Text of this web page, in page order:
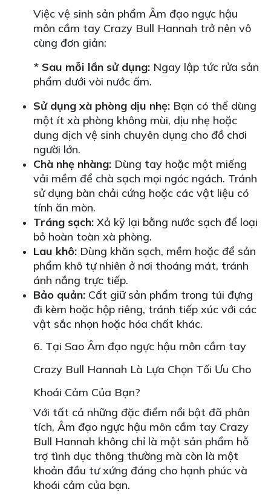
Việc vệ sinh sản phẩm Âm đạo ngực hậu
môn cầm tay Crazy Bull Hannah trở nên vô
cùng đơn giản:
* Sau mỗi lần sử dụng: Ngay lập tức rửa sản
phẩm dưới vòi nước ấm.
Sử dụng xà phòng dịu nhẹ: Bạn có thể dùng
một ít xà phòng không mùi, dịu nhẹ hoặc
dung dịch vệ sinh chuyên dụng cho đồ chơi
người lớn.
Chà nhẹ nhàng: Dùng tay hoặc một miếng
vải mềm để chà sạch mọi ngóc ngách. Tránh
sử dụng bàn chải cứng hoặc các vật liệu có
tính ăn mòn.
Tráng sạch: Xả kỹ lại bằng nước sạch để loại
bỏ hoàn toàn xà phòng.
Lau khô: Dùng khăn sạch, mềm hoặc để sản
phẩm khô tự nhiên ở nơi thoáng mát, tránh
ánh nắng trực tiếp.
Bảo quản: Cất giữ sản phẩm trong túi đựng
đi kèm hoặc hộp riêng, tránh tiếp xúc với các
vật sắc nhọn hoặc hóa chất khác.
6. Tại Sao Âm đạo ngực hậu môn cầm tay
Crazy Bull Hannah Là Lựa Chọn Tối Ưu Cho
Khoái Cảm Của Bạn?
Với tất cả những đặc điểm nổi bật đã phân
tích, Âm đạo ngực hậu môn cầm tay Crazy
Bull Hannah không chỉ là một sản phẩm hỗ
trợ tình dục thông thường mà còn là một
khoản đầu tư xứng đáng cho hạnh phúc và
khoái cảm của bạn.